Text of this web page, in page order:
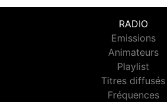
RADIO
Emissions
Animateurs
Playlist
Titres diffusés
Fréquences